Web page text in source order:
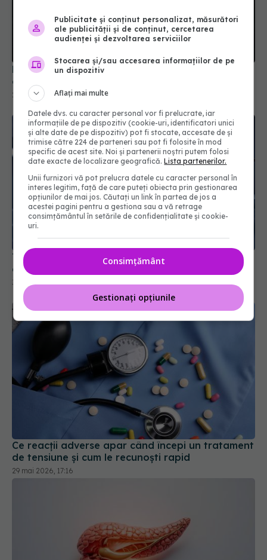
Pastila care reduce riscul de accident vascular
cerebral fără să provoace sângerări
22 apr 2026, 10:48
Tratamentul care reduce riscul de recidivă în
cancerul de colon
30 mar 2026, 08:38
Ce reacții adverse apar când începi un tratament
de tensiune și cum le recunoști rapid
29 mai 2026, 17:16
Publicitate și conținut personalizat, măsurători
ale publicității și de conținut, cercetarea
audienței și dezvoltarea serviciilor
Stocarea și/sau accesarea informațiilor de pe
un dispozitiv
Aflați mai multe
Datele dvs. cu caracter personal vor fi prelucrate, iar
informațiile de pe dispozitiv (cookie-uri, identificatori unici
și alte date de pe dispozitiv) pot fi stocate, accesate de și
trimise către 224 de parteneri sau pot fi folosite în mod
specific de acest site. Noi și partenerii noștri putem folosi
date exacte de localizare geografică.Lista partenerilor.
Unii furnizori vă pot prelucra datele cu caracter personal în
interes legitim, față de care puteți obiecta prin gestionarea
opțiunilor de mai jos. Căutați un link în partea de jos a
acestei pagini pentru a gestiona sau a vă retrage
consimțământul în setările de confidențialitate și cookie-
uri.
Consimțământ
Gestionați opțiunile